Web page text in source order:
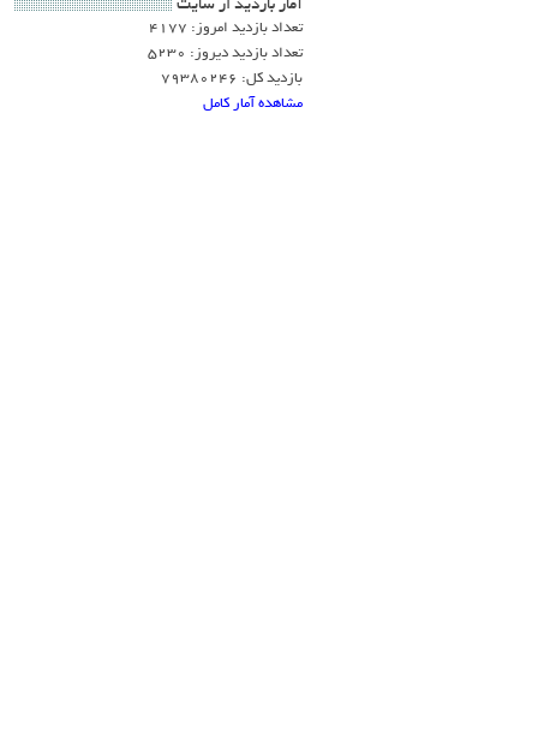
آمار بازديد از سايت
تعداد بازدید امروز: 4177
تعداد بازدید دیروز: 5230
بازدید کل: 79380246
مشاهده آمار کامل